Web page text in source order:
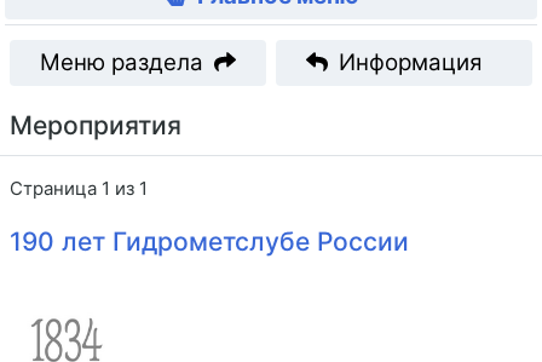
Меню раздела Информация
Мероприятия
Страница 1 из 1
190 лет Гидрометслубе России